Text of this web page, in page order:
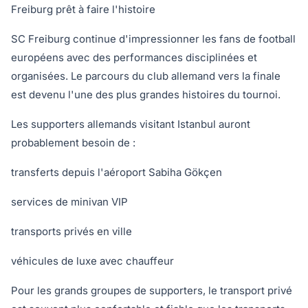
Freiburg prêt à faire l'histoire
SC Freiburg continue d'impressionner les fans de football
européens avec des performances disciplinées et
organisées. Le parcours du club allemand vers la finale
est devenu l'une des plus grandes histoires du tournoi.
Les supporters allemands visitant Istanbul auront
probablement besoin de :
transferts depuis l'aéroport Sabiha Gökçen
services de minivan VIP
transports privés en ville
véhicules de luxe avec chauffeur
Pour les grands groupes de supporters, le transport privé